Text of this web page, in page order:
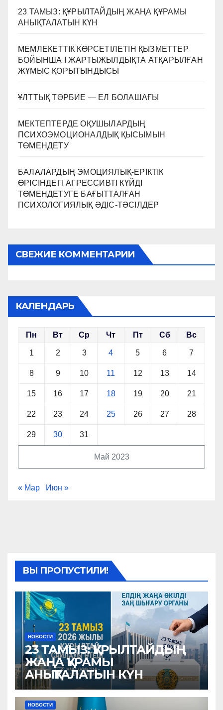
23 ТАМЫЗ: ҚҰРЫЛТАЙДЫҢ ЖАҢА ҚҰРАМЫ
АНЫҚТАЛАТЫН КҮН
МЕМЛЕКЕТТІК КӨРСЕТІЛЕТІН ҚЫЗМЕТТЕР
БОЙЫНША I ЖАРТЫЖЫЛДЫҚТА АТҚАРЫЛҒАН
ЖҰМЫС ҚОРЫТЫНДЫСЫ
ҰЛТТЫҚ ТӘРБИЕ — ЕЛ БОЛАШАҒЫ
МЕКТЕПТЕРДЕ ОҚУШЫЛАРДЫҢ
ПСИХОЭМОЦИОНАЛДЫҚ ҚЫСЫМЫН
ТӨМЕНДЕТУ
БАЛАЛАРДЫҢ ЭМОЦИЯЛЫҚ-ЕРІКТІК
ӨРІСІНДЕГІ АГРЕССИВТІ КҮЙДІ
ТӨМЕНДЕТУГЕ БАҒЫТТАЛҒАН
ПСИХОЛОГИЯЛЫҚ ӘДІС-ТӘСІЛДЕР
СВЕЖИЕ КОММЕНТАРИИ
КАЛЕНДАРЬ
Май 2023
Пн Вт Ср Чт Пт Сб Вс
1 2 3 4 5 6 7
8 9 10 11 12 13 14
15 16 17 18 19 20 21
22 23 24 25 26 27 28
29 30 31
« Мар Июн »
ВЫ ПРОПУСТИЛИ!
НОВОСТИ
23 ТАМЫЗ: ҚҰРЫЛТАЙДЫҢ
ЖАҢА ҚҰРАМЫ
АНЫҚТАЛАТЫН КҮН
НОВОСТИ